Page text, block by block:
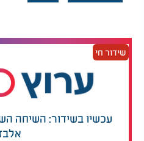
שידור חי
עכשיו בשידור: השיחה